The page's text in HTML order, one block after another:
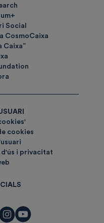
Social
CosmoCaixa
Caixa”
cookies
d'ús i privacitat